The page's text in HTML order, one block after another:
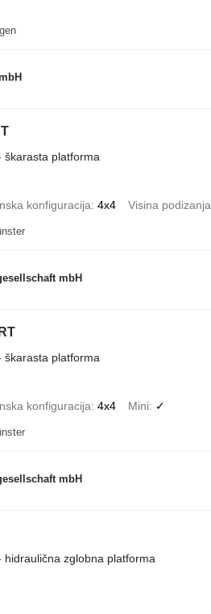
škarasta platforma
konfiguracija 4x4 Visina podizanja
mbH
škarasta platforma
konfiguracija 4x4 Mini ✓
mbH
hidraulična zglobna platforma